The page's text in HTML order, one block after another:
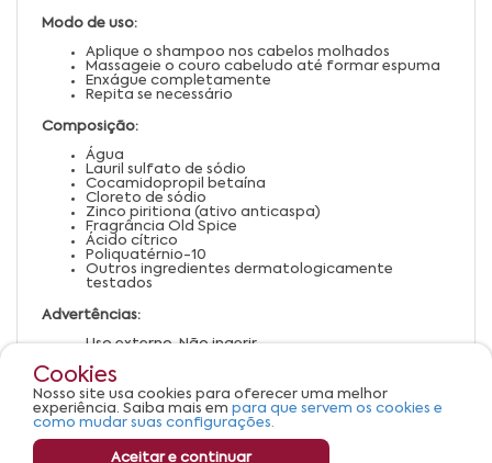
Modo de uso:
Aplique o shampoo nos cabelos molhados
Massageie o couro cabeludo até formar espuma
Enxágue completamente
Repita se necessário
Composição:
Água
Lauril sulfato de sódio
Cocamidopropil betaína
Cloreto de sódio
Zinco piritiona (ativo anticaspa)
Fragrância Old Spice
Ácido cítrico
Poliquatérnio-10
Outros ingredientes dermatologicamente
testados
Advertências:
Uso externo. Não ingerir
enxágue abundantemente
Suspenda o uso em caso de irritação ou alergia
Mantenha fora do alcance de crianças
Armazene em local fresco, seco e ao abrigo da luz
Cookies
Nosso site usa cookies para oferecer uma melhor
experiência. Saiba mais em para que servem os cookies e
como mudar suas configurações.
Aceitar e continuar